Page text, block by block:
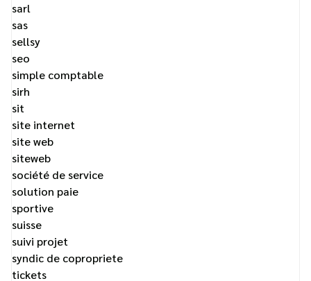
sarl
sas
sellsy
seo
simple comptable
sirh
sit
site internet
site web
siteweb
société de service
solution paie
sportive
suisse
suivi projet
syndic de copropriete
tickets